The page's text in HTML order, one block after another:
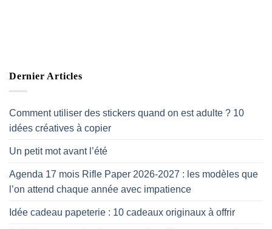
Dernier Articles
Comment utiliser des stickers quand on est adulte ? 10
idées créatives à copier
Un petit mot avant l’été
Agenda 17 mois Rifle Paper 2026-2027 : les modèles que
l’on attend chaque année avec impatience
Idée cadeau papeterie : 10 cadeaux originaux à offrir